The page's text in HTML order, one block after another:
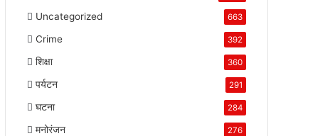
Uncategorized 663
Crime 392
शिक्षा 360
पर्यटन 291
घटना 284
मनोरंजन 276